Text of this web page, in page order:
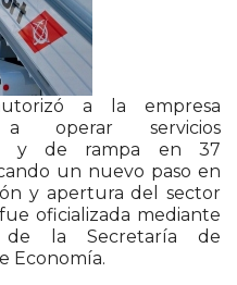
a la empresa
a operar servicios
y de rampa en 37
un nuevo paso en
y apertura del sector
oficializada mediante
de la Secretaría de
Economía.